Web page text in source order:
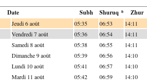
Date Subh Shuruq * Zhur
Jeudi 6 août 05:35 06:53 14:11
Vendredi 7 août 05:36 06:54 14:11
Samedi 8 août 05:38 06:55 14:11
Dimanche 9 août 05:39 06:56 14:10
Lundi 10 août 05:41 06:57 14:10
Mardi 11 août 05:42 06:59 14:10